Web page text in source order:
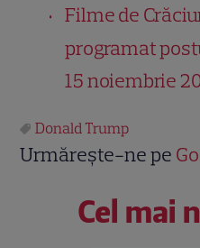
Filme de
programat
15 noiembrie
Donald Trump
Urmărește-ne pe
Cel mai